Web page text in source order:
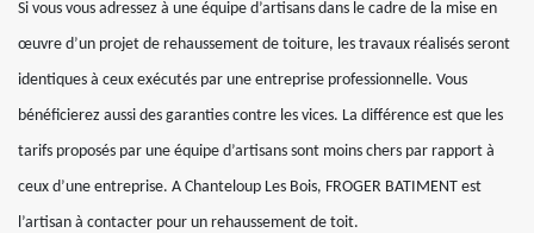
Si vous vous adressez à une équipe d’artisans dans le cadre de la mise en
œuvre d’un projet de rehaussement de toiture, les travaux réalisés seront
identiques à ceux exécutés par une entreprise professionnelle. Vous
bénéficierez aussi des garanties contre les vices. La différence est que les
tarifs proposés par une équipe d’artisans sont moins chers par rapport à
ceux d’une entreprise. A Chanteloup Les Bois, FROGER BATIMENT est
l’artisan à contacter pour un rehaussement de toit.